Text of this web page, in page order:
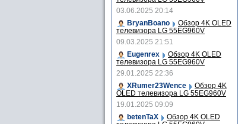
03.06.2025 20:14
BryanBoano
Обзор 4K OLED
телевизора LG 55EG960V
09.03.2025 21:51
Eugenrex
Обзор 4K OLED
телевизора LG 55EG960V
29.01.2025 22:36
XRumer23Wence
Обзор 4K
OLED телевизора LG 55EG960V
19.01.2025 09:09
betenTaX
Обзор 4K OLED